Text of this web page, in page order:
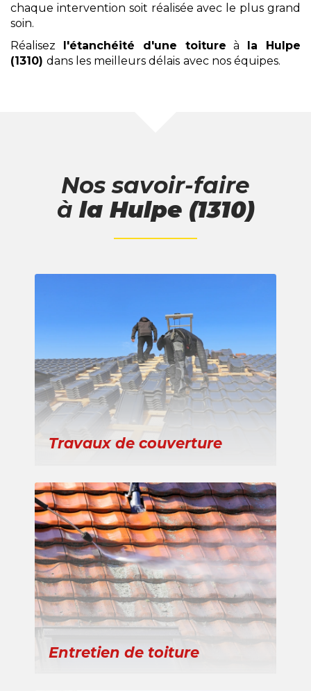
chaque intervention soit réalisée avec le plus grand
soin.
Réalisez l'étanchéité d'une toiture à la Hulpe
(1310) dans les meilleurs délais avec nos équipes.
Nos savoir-faire
à la Hulpe (1310)
Travaux de couverture
Entretien de toiture